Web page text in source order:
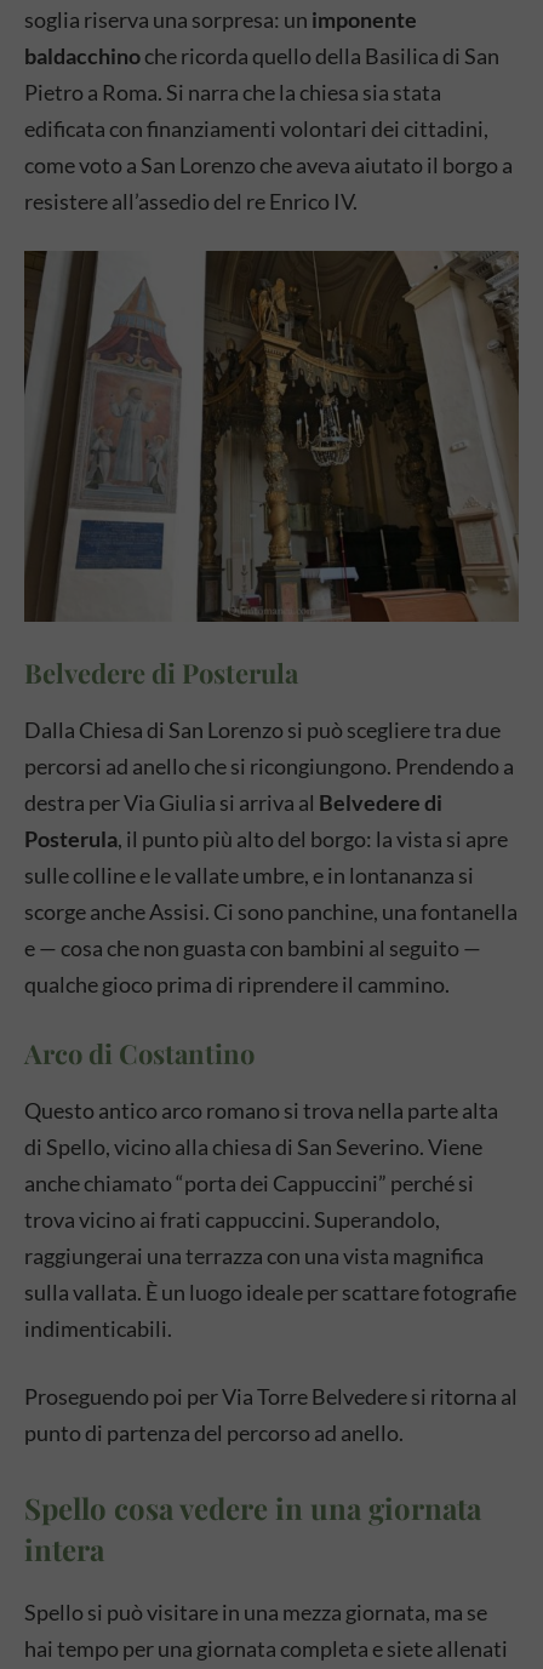
soglia riserva una sorpresa: un imponente
baldacchinoche ricorda quello della Basilica di San
Pietro a Roma. Si narra che la chiesa sia stata
edificata con finanziamenti volontari dei cittadini,
come voto a San Lorenzo che aveva aiutato il borgo a
resistere all’assedio del re Enrico IV.
Belvedere di Posterula
Dalla Chiesa di San Lorenzo si può scegliere tra due
percorsi ad anello che si ricongiungono. Prendendo a
destra per Via Giulia si arriva al Belvedere di
Posterula, il punto più alto del borgo: la vista si apre
sulle colline e le vallate umbre, e in lontananza si
scorge anche Assisi. Ci sono panchine, una fontanella
e — cosa che non guasta con bambini al seguito —
qualche gioco prima di riprendere il cammino.
Arco di Costantino
Questo antico arco romano si trova nella parte alta
di Spello, vicino alla chiesa di San Severino. Viene
anche chiamato “porta dei Cappuccini” perché si
trova vicino ai frati cappuccini. Superandolo,
raggiungerai una terrazza con una vista magnifica
sulla vallata. È un luogo ideale per scattare fotografie
indimenticabili.
Proseguendo poi per Via Torre Belvedere si ritorna al
punto di partenza del percorso ad anello.
Spello cosa vedere in una giornata
intera
Spello si può visitare in una mezza giornata, ma se
hai tempo per una giornata completa e siete allenati